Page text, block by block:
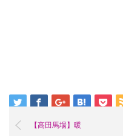
【高田馬場】暖